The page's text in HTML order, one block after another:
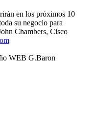
en los próximos 10
su negocio para
Chambers, Cisco
WEB G.Baron